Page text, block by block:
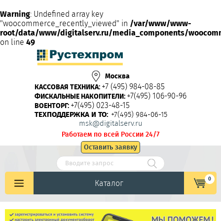
Warning: Undefined array key
"woocommerce_recently_viewed" in /var/www/www-
root/data/www/digitalserv.ru/media_components/
on line 49
Москва
КАССОВАЯ ТЕХНИКА: +7 (495) 984-08-85
ФИСКАЛЬНЫЕ НАКОПИТЕЛИ: +7(495) 106-90-96
ВОЕНТОРГ: +7(495) 023-48-15
ТЕХПОДДЕРЖКА И ТО: +7(495) 984-06-15
msk@digitalserv.ru
Работаем по всей России 24/7
Оставить заявку
Каталог 0